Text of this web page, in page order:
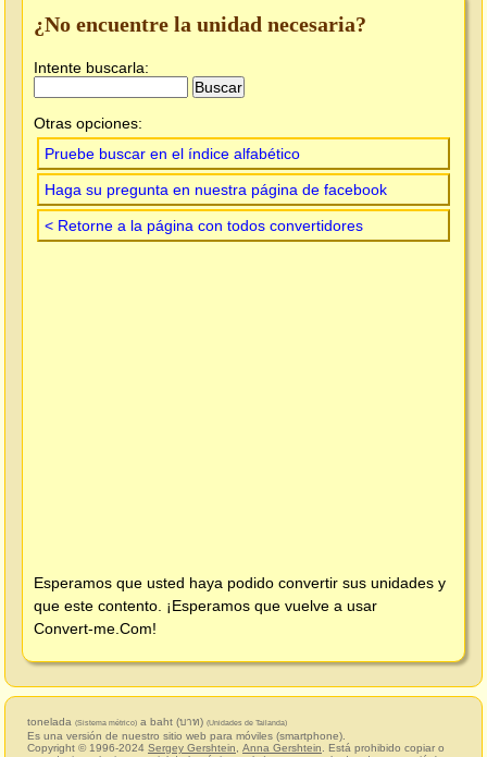
¿No encuentre la unidad necesaria?
Intente buscarla:
Otras opciones:
Pruebe buscar en el índice alfabético
Haga su pregunta en nuestra página de facebook
< Retorne a la página con todos convertidores
Esperamos que usted haya podido convertir sus unidades y
que este contento. ¡Esperamos que vuelve a usar
Convert-me.Com!
tonelada (Sistema métrico) a baht (บาท) (Unidades de Tailanda)
Es una versión de nuestro sitio web para móviles (smartphone).
Copyright © 1996-2024 Sergey Gershtein Anna Gershtein . Está prohibido copiar o